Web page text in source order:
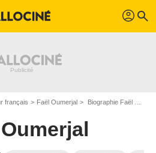
profil search
français Faël Oumerjal Biographie Faël Oumerjal